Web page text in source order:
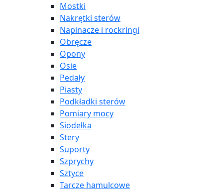
Mostki
Nakrętki sterów
Napinacze i rockringi
Obręcze
Opony
Osie
Pedały
Piasty
Podkładki sterów
Pomiary mocy
Siodełka
Stery
Suporty
Szprychy
Sztyce
Tarcze hamulcowe